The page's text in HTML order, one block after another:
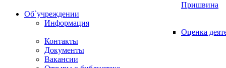
Пришвина
Об`учреждении
Информация
Оценка
Контакты
Документы
Вакансии